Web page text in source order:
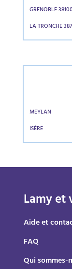
GRENOBLE 38100
LA TRONCHE
MEYLAN
ISÈRE
Lamy et
Aide et
FAQ
Qui sommes-